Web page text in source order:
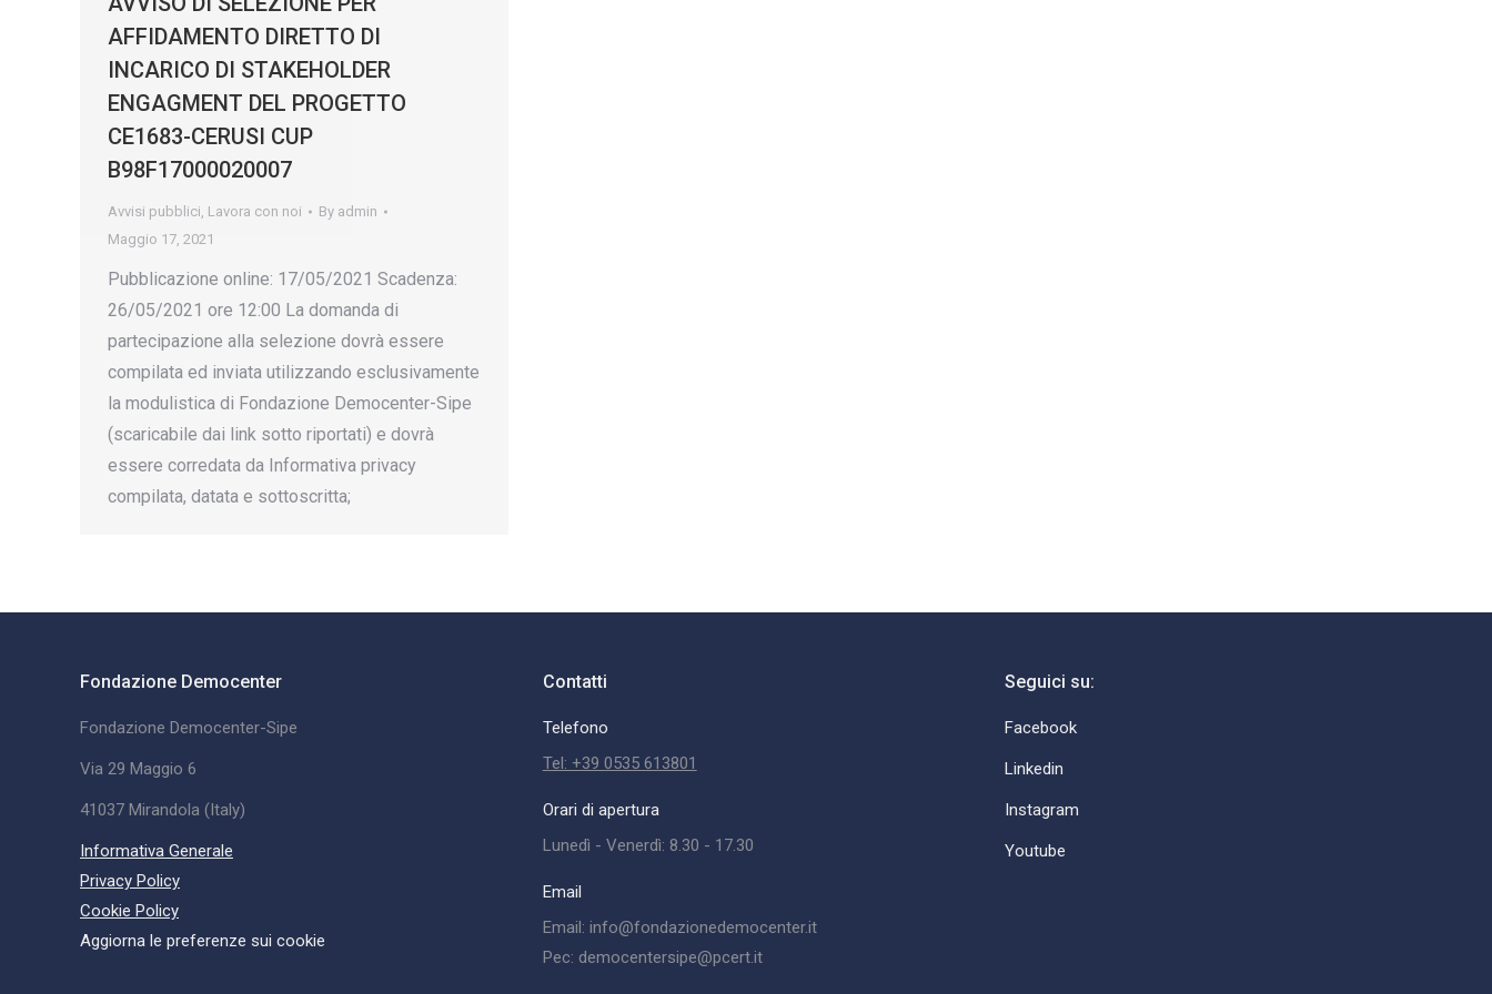
AFFIDAMENTO DIRETTO DI
INCARICO DI STAKEHOLDER
ENGAGMENT DEL PROGETTO
CE1683-CERUSI CUP
B98F17000020007
Avvisi pubblici, Lavora con noi By admin
Maggio 17, 2021
Pubblicazione online: 17/05/2021 Scadenza:
26/05/2021 ore 12:00 La domanda di
partecipazione alla selezione dovrà essere
compilata ed inviata utilizzando esclusivamente
la modulistica di Fondazione Democenter-Sipe
(scaricabile dai link sotto riportati) e dovrà
essere corredata da Informativa privacy
compilata, datata e sottoscritta;
Fondazione Democenter
Fondazione Democenter-Sipe
Via 29 Maggio 6
41037 Mirandola (Italy)
Informativa Generale
Privacy Policy
Cookie Policy
Aggiorna le preferenze sui cookie
Contatti
Telefono
Tel: +39 0535 613801
Orari di apertura
Lunedì - Venerdì: 8.30 - 17.30
Email
Email: info@fondazionedemocenter.it
Pec: democentersipe@pcert.it
Seguici su:
Facebook
Linkedin
Instagram
Youtube